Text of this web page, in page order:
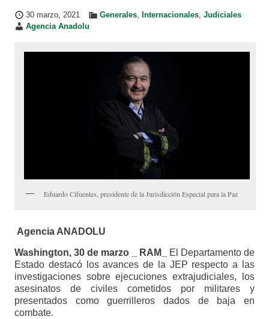
30 marzo, 2021 Generales, Internacionales, Judiciales
Agencia Anadolu
Eduardo Cifuentes, presidente de la Jurisdicción Especial para la Paz
Agencia ANADOLU
Washington, 30 de marzo _ RAM_
El Departamento de
Estado destacó los avances de la JEP respecto a las
investigaciones sobre ejecuciones extrajudiciales, los
asesinatos de civiles cometidos por militares y
presentados como guerrilleros dados de baja en
combate.